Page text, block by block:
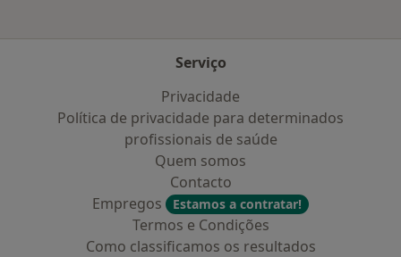
Serviço
Privacidade
Política de privacidade para determinados
profissionais de saúde
Quem somos
Contacto
Empregos
Estamos a contratar!
Termos e Condições
Como classificamos os resultados